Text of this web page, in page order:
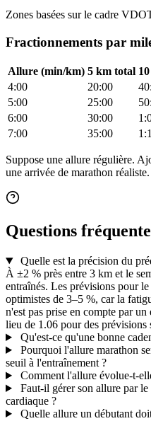
Zones basées sur le cadre
Fractionnements par
Allure (min/km) 5 km total
4:00
20:00
5:00
25:00
6:00
30:00
7:00
35:00
Suppose une allure régulière.
une arrivée de marathon réaliste.
Questions
Quelle est la précision du
À ±2 % près entre 3 km et le
entraînés. Les prévisions pour
optimistes de 3–5 %, car la
n'est pas prise en compte par
lieu de 1.06 pour des prévisions
Qu'est-ce qu'une bonne
Pourquoi l'allure marathon
seuil à l'entraînement ?
Comment l'allure évolue-t-
Faut-il gérer son allure par
cardiaque ?
Quelle allure un débutant